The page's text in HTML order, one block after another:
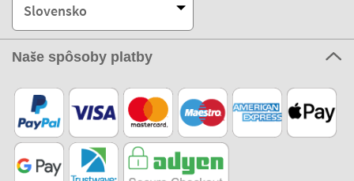
Slovensko
Naše spôsoby platby